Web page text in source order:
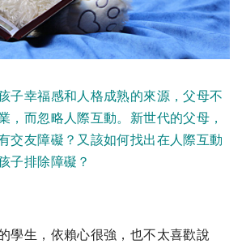
子幸福感和人格成熟的來源，父母不
，而忽略人際互動。新世代的父母，
交友障礙？又該如何找出在人際互動
子排除障礙？
學生，依賴心很強，也不太喜歡說